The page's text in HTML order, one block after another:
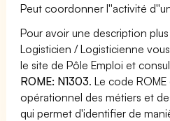
Peut coordonner l''activité
Pour avoir une description
Logisticien / Logisticienne
le site de Pôle Emploi et
ROME: N1303. Le code
opérationnel des métiers et
qui permet d'identifier de